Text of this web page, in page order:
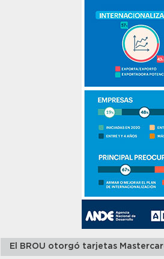
El BROU otorgó tarjetas